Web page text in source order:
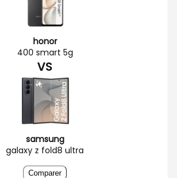
honor
400 smart 5g
VS
samsung
galaxy z fold8 ultra
Comparer